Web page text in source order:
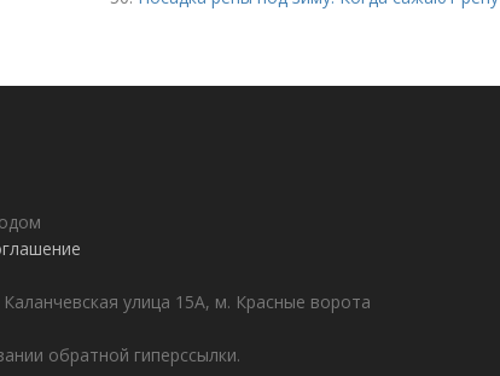
улица 15А, м. Красные ворота
обратной гиперссылки.